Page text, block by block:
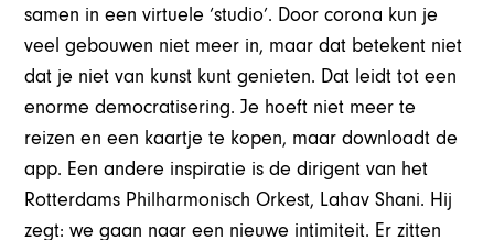
samen in een virtuele ‘studio’. Door corona kun je
veel gebouwen niet meer in, maar dat betekent niet
dat je niet van kunst kunt genieten. Dat leidt tot een
enorme democratisering. Je hoeft niet meer te
reizen en een kaartje te kopen, maar downloadt de
app. Een andere inspiratie is de dirigent van het
Rotterdams Philharmonisch Orkest, Lahav Shani. Hij
zegt: we gaan naar een nieuwe intimiteit. Er zitten